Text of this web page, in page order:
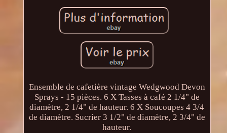
Ensemble de cafetière vintage Wedgwood Devon
Sprays - 15 pièces. 6 X Tasses à café 2 1/4" de
diamètre, 2 1/4" de hauteur. 6 X Soucoupes 4 3/4
de diamètre. Sucrier 3 1/2" de diamètre, 2 3/4" de
hauteur.